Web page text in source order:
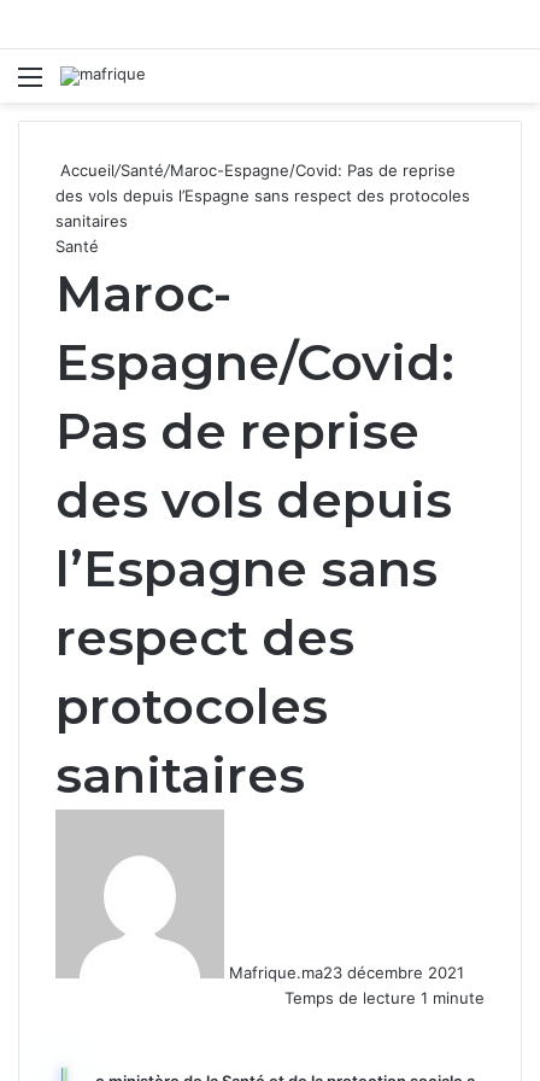
Menu
Accueil/Santé/Maroc-Espagne/Covid: Pas de reprise
des vols depuis l’Espagne sans respect des protocoles
sanitaires
Santé
Maroc-
Espagne/Covid:
Pas de reprise
des vols depuis
l’Espagne sans
respect des
protocoles
sanitaires
Mafrique.ma23 décembre 2021
Temps de lecture 1 minute